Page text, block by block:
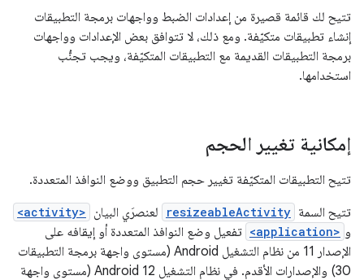
تتيح لك قائمة قصيرة من إعدادات الضبط وواجهات برمجة التطبيقات
إنشاء تطبيقات متكيّفة. ومع ذلك، لا تتوافق بعض الإعدادات وواجهات
برمجة التطبيقات القديمة مع التطبيقات المتكيّفة، ويجب تجنُّب
استخدامها.
إمكانية تغيير الحجم
تتيح التطبيقات المتكيّفة تغيير حجم التطبيق ووضع النوافذ المتعددة.
تتيح السمة resizeableActivity لعنصرَي البيان <activity>
و <application> تفعيل وضع النوافذ المتعددة أو إيقافه على
الإصدار 11 من نظام التشغيل Android (مستوى واجهة برمجة التطبيقات
30) والإصدارات الأقدم. في نظام التشغيل Android 12 (مستوى واجهة